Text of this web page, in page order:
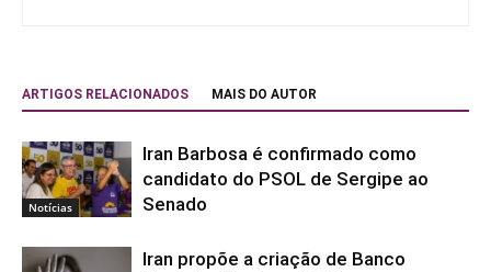
ARTIGOS RELACIONADOS MAIS DO AUTOR
Notícias
Iran Barbosa é confirmado como
candidato do PSOL de Sergipe ao
Senado
Iran propõe a criação de Banco